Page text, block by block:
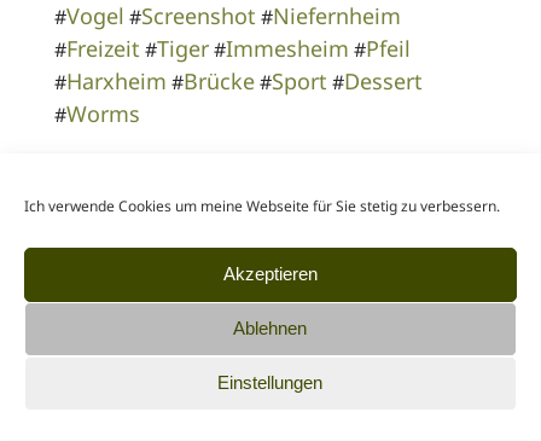
Ich verwende Cookies um meine Webseite für Sie stetig zu verbessern.
Akzeptieren
Ablehnen
Einstellungen
#Vogel #Screenshot #Niefernheim
#Freizeit #Tiger#Immesheim #Pfeil
#Harxheim #Brücke#Sport #Dessert
#Worms
Themenbereiche
Fotografie
Kundenprojekte
Tipps für Kunden & Kollegen